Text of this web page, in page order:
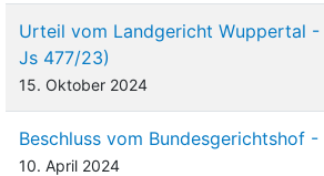
Urteil vom Landgericht Wuppertal -
Js 477/23)
15. Oktober 2024
Beschluss vom Bundesgerichtshof
10. April 2024